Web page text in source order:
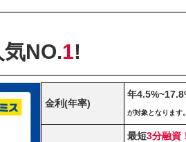
NO.1!
金利(年率)
年
が対象となります。
最短3分融資